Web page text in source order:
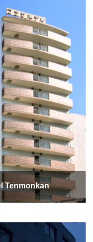
Tenmonkan